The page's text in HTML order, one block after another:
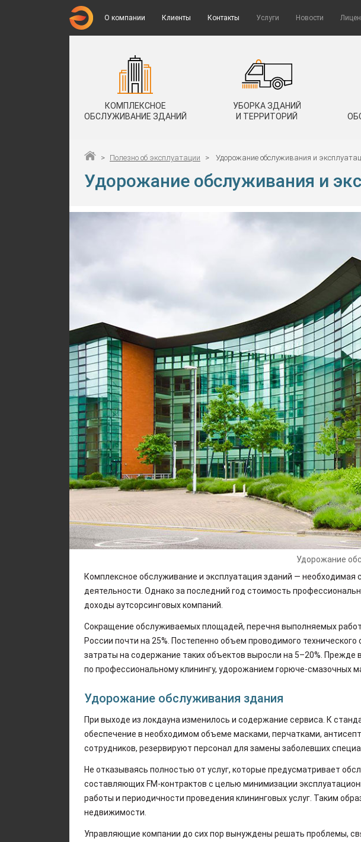
О компании Клиенты Контакты Услуги Новости
КОМПЛЕКСНОЕ
ОБСЛУЖИВАНИЕ ЗДАНИЙ
УБОРКА ЗДАНИЙ
И ТЕРРИТОРИЙ
> Полезно об эксплуатации > Удорожание обслуживания и
Удорожание обслуживания и
Удорожание
Комплексное обслуживание и эксплуатация зданий —
деятельности. Однако за последний год стоимость
доходы аутсорсинговых компаний.
Сокращение обслуживаемых площадей, перечня выполняемых
России почти на 25%. Постепенно объем проводимого
затраты на содержание таких объектов выросли на 5–20%.
по профессиональному клинингу, удорожанием горюче-смазочных
Удорожание обслуживания здания
При выходе из локдауна изменилось и содержание сервиса. К
обеспечение в необходимом объеме масками, перчатками,
сотрудников, резервируют персонал для замены заболевших
Не отказываясь полностью от услуг, которые предусматривает
составляющих FM-контрактов с целью минимизации
работы и периодичности проведения клининговых услуг. Таким
недвижимости.
Управляющие компании до сих пор вынуждены решать проблемы,